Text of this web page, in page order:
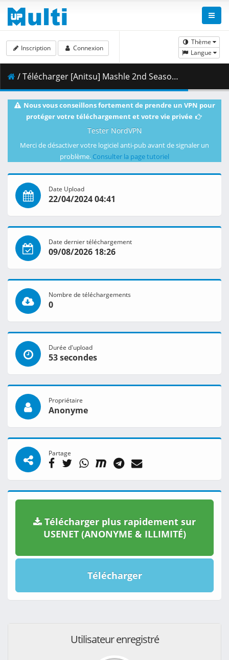
Thème
Langue
Inscription Connexion
/ Télécharger [Anitsu] Mashle 2nd Season - 02 [WEB 1080p x265 AAC] [DUAL][9799CFE5].mkv.001 ( 314.75 MB )
Nous vous conseillons fortement de prendre un VPN pour
protéger votre téléchargement et votre vie privée
Tester NordVPN
Merci de désactiver votre logiciel anti-pub avant de signaler un
problème. Consulter la page tutoriel
Date Upload
22/04/2024 04:41
Date dernier téléchargement
09/08/2026 18:26
Nombre de téléchargements
0
Durée d'upload
53 secondes
Propriétaire
Anonyme
Partage
Télécharger plus rapidement sur
USENET (ANONYME & ILLIMITÉ)
Télécharger
Utilisateur enregistré